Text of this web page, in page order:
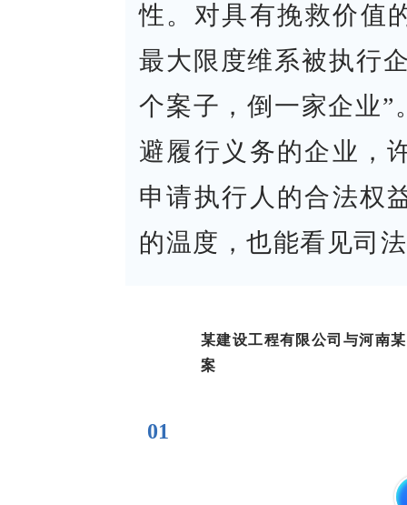
性。对具有挽救价值
最大限度维系被执行
个案子，倒一家企业
避履行义务的企业，
申请执行人的合法权
的温度，也能看见司
01
某建设工程有限公司与河南
案